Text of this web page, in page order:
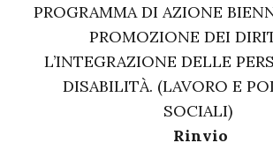
PROGRAMMA DI AZIONE
PROMOZIONE DEI
L’INTEGRAZIONE DELLE
DISABILITÀ. (LAVORO E
SOCIALI)
Rinvio